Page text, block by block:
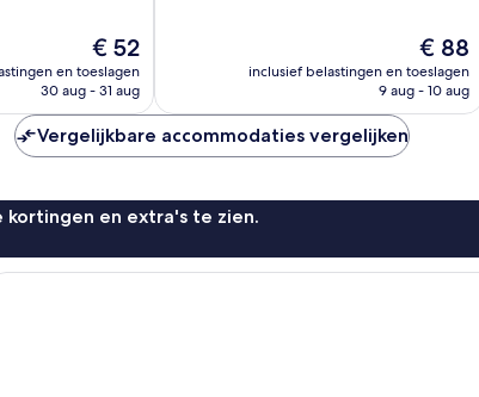
De
prijs
is
€ 52
en toeslagen
30 aug - 31 aug
De
prijs
is
€ 88
inclusief belastingen en toeslagen
9 aug - 10 aug
Vergelijkbare accommodaties vergelijken
kortingen en extra's te zien.